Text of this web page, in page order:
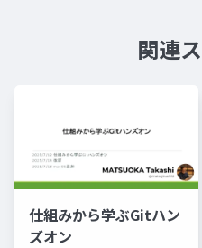
関連
仕組みから学ぶGitハン
ズオン